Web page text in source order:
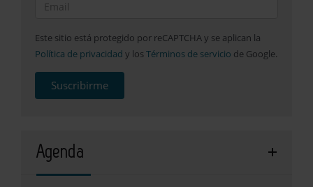
Este sitio está protegido por reCAPTCHA y se aplican la
Política de privacidad y los Términos de servicio de Google.
Suscribirme
Agenda